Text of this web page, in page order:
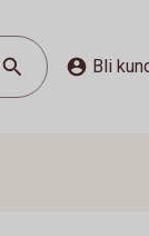
Bli